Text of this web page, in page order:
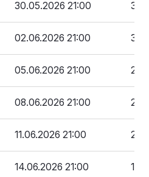
30.05.2026 21:00 3
02.06.2026 21:00 3
05.06.2026 21:00 2
08.06.2026 21:00 2
11.06.2026 21:00 2
14.06.2026 21:00 1